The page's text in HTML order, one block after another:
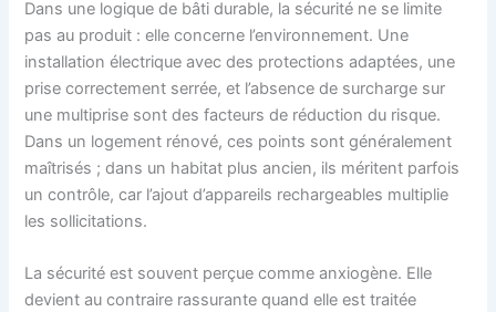
Dans une logique de bâti durable, la sécurité ne se limite
pas au produit : elle concerne l’environnement. Une
installation électrique avec des protections adaptées, une
prise correctement serrée, et l’absence de surcharge sur
une multiprise sont des facteurs de réduction du risque.
Dans un logement rénové, ces points sont généralement
maîtrisés ; dans un habitat plus ancien, ils méritent parfois
un contrôle, car l’ajout d’appareils rechargeables multiplie
les sollicitations.
La sécurité est souvent perçue comme anxiogène. Elle
devient au contraire rassurante quand elle est traitée